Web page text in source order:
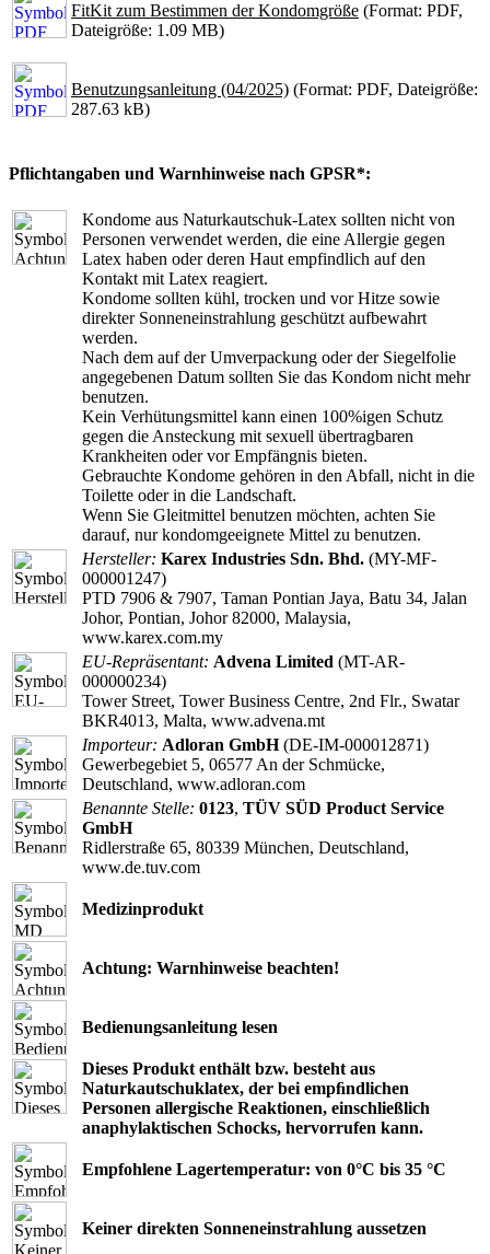
FitKit zum Bestimmen der Kondomgröße (Format: PDF,
Dateigröße: 1.09 MB)
Benutzungsanleitung (04/2025) (Format: PDF, Dateigröße:
287.63 kB)
Pflichtangaben und Warnhinweise nach GPSR*:
Kondome aus Naturkautschuk-Latex sollten nicht von
Personen verwendet werden, die eine Allergie gegen
Latex haben oder deren Haut empfindlich auf den
Kontakt mit Latex reagiert.
Kondome sollten kühl, trocken und vor Hitze sowie
direkter Sonneneinstrahlung geschützt aufbewahrt
werden.
Nach dem auf der Umverpackung oder der Siegelfolie
angegebenen Datum sollten Sie das Kondom nicht mehr
benutzen.
Kein Verhütungsmittel kann einen 100%igen Schutz
gegen die Ansteckung mit sexuell übertragbaren
Krankheiten oder vor Empfängnis bieten.
Gebrauchte Kondome gehören in den Abfall, nicht in die
Toilette oder in die Landschaft.
Wenn Sie Gleitmittel benutzen möchten, achten Sie
darauf, nur kondomgeeignete Mittel zu benutzen.
Hersteller: Karex Industries Sdn. Bhd. (MY-MF-
000001247)
PTD 7906 & 7907, Taman Pontian Jaya, Batu 34, Jalan
Johor, Pontian, Johor 82000, Malaysia,
www.karex.com.my
EU-Repräsentant: Advena Limited (MT-AR-
000000234)
Tower Street, Tower Business Centre, 2nd Flr., Swatar
BKR4013, Malta, www.advena.mt
Importeur: Adloran GmbH(DE-IM-000012871)
Gewerbegebiet 5, 06577 An der Schmücke,
Deutschland, www.adloran.com
Benannte Stelle: 0123, TÜV SÜD Product Service
GmbH
Ridlerstraße 65, 80339 München, Deutschland,
www.de.tuv.com
Medizinprodukt
Achtung: Warnhinweise beachten!
Bedienungsanleitung lesen
Dieses Produkt enthält bzw. besteht aus
Naturkautschuklatex, der bei empﬁndlichen
Personen allergische Reaktionen, einschließlich
anaphylaktischen Schocks, hervorrufen kann.
Empfohlene Lagertemperatur: von 0°C bis 35 °C
Keiner direkten Sonneneinstrahlung aussetzen